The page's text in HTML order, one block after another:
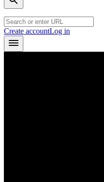
Create accountLog in